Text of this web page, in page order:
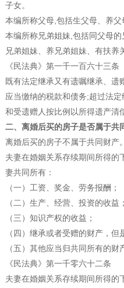
子女。
本编所称父母,包括生父母、养父
本编所称兄弟姐妹,包括同父母
兄弟姐妹、养兄弟姐妹、有扶养
《民法典》第一千一百六十三条
既有法定继承又有遗嘱继承、
应当缴纳的税款和债务;超过法
和受遗赠人按比例以所得遗产清
二、离婚后买的房子是否属于共
离婚后买的房子不属于共同财产。
夫妻在婚姻关系存续期间所得的
妻共同所有：
（一）工资、奖金、劳务报酬；
（二）生产、经营、投资的收益；
（三）知识产权的收益；
（四）继承或者受赠的财产，但
（五）其他应当归共同所有的财
《民法典》第一千零六十二条
夫妻在婚姻关系存续期间所得的